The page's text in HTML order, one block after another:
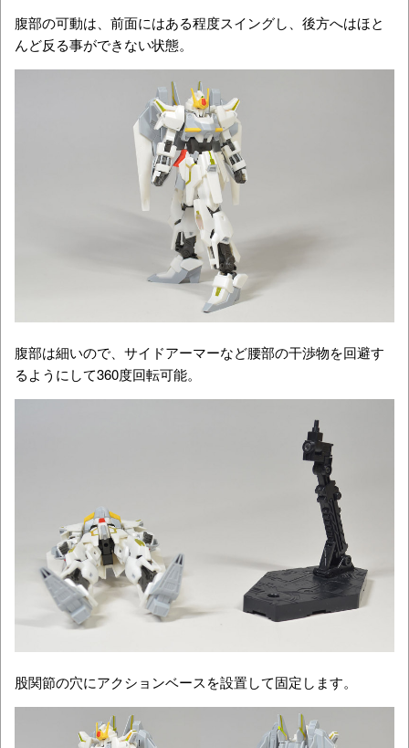
腹部の可動は、前面にはある程度スイングし、後方へはほと
んど反る事ができない状態。
腹部は細いので、サイドアーマーなど腰部の干渉物を回避す
るようにして360度回転可能。
股関節の穴にアクションベースを設置して固定します。